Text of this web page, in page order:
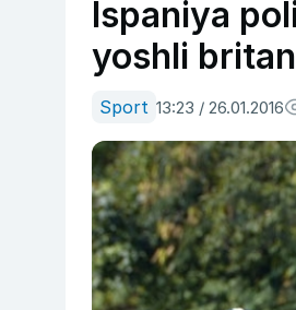
Ispaniya
yoshli
Sport 13:23 / 26.01.2016